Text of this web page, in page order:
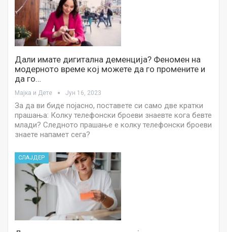
Дали имате дигитална деменција? Феномен на
модерното време кој можете да го промените и
да го…
Мајка и Дете Јун 16, 2023
За да ви биде појасно, поставете си само две кратки
прашања: Колку телефонски броеви знаевте кога бевте
млади? Следното прашање е колку телефонски броеви
знаете напамет сега?
СЛАЈДЕР